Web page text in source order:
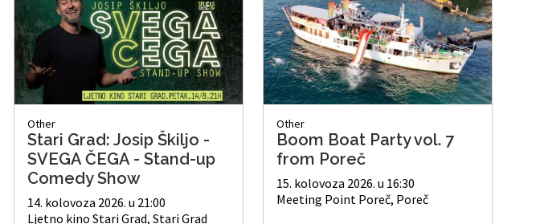
Other
Stari Grad: Josip Škiljo -
SVEGA ČEGA - Stand-up
Comedy Show
14. kolovoza 2026. u 21:00
Ljetno kino Stari Grad, Stari Grad
Other
Boom Boat Party vol. 7
from Poreč
15. kolovoza 2026. u 16:30
Meeting Point Poreč, Poreč